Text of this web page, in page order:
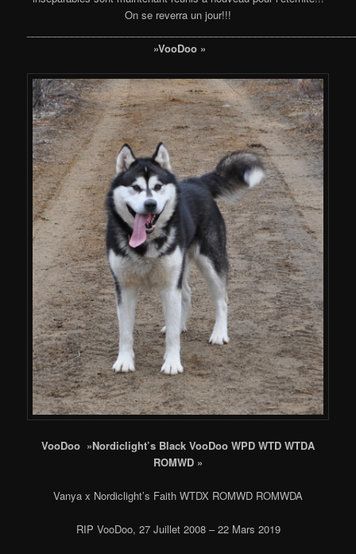
On se reverra un jour!!!
»VooDoo »
VooDoo »Nordiclight’s Black VooDoo WPD WTD WTDA
ROMWD »
Vanya x Nordiclight’s Faith WTDX ROMWD ROMWDA
RIP VooDoo, 27 Juillet 2008 – 22 Mars 2019